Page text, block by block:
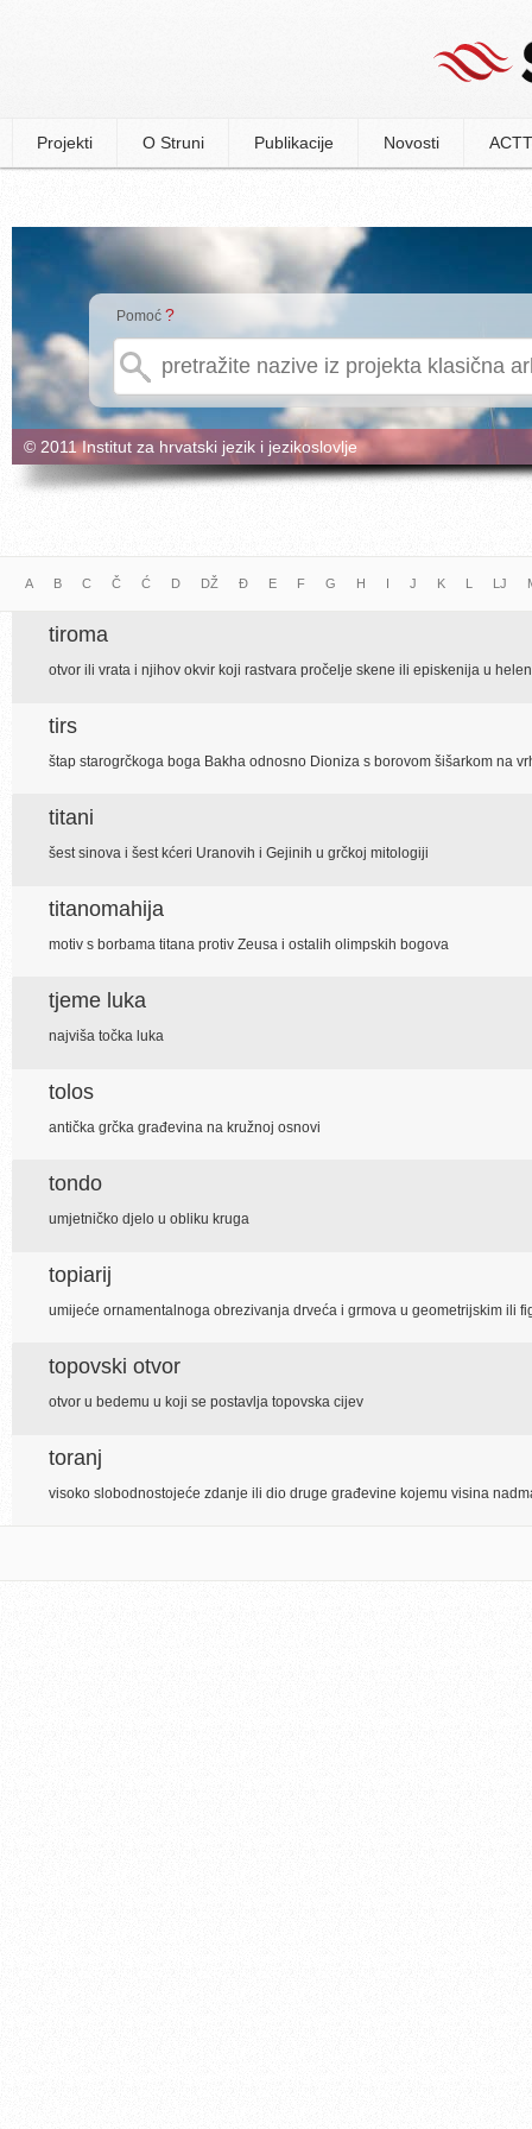
Projekti O Struni Publikacije Novosti
Pomoć ?
© 2011 Institut za hrvatski jezik i jezikoslovlje
A B C Č Ć D DŽ Đ E F G H I J K L LJ
tiroma
otvor ili vrata i njihov okvir koji rastvara pročelje skene ili episkenija u
tirs
štap starogrčkoga boga Bakha odnosno Dioniza s borovom šišarkom na
titani
šest sinova i šest kćeri Uranovih i Gejinih u grčkoj mitologiji
titanomahija
motiv s borbama titana protiv Zeusa i ostalih olimpskih bogova
tjeme luka
najviša točka luka
tolos
antička grčka građevina na kružnoj osnovi
tondo
umjetničko djelo u obliku kruga
topiarij
umijeće ornamentalnoga obrezivanja drveća i grmova u geometrijskim ili
topovski otvor
otvor u bedemu u koji se postavlja topovska cijev
toranj
visoko slobodnostojeće zdanje ili dio druge građevine kojemu visina